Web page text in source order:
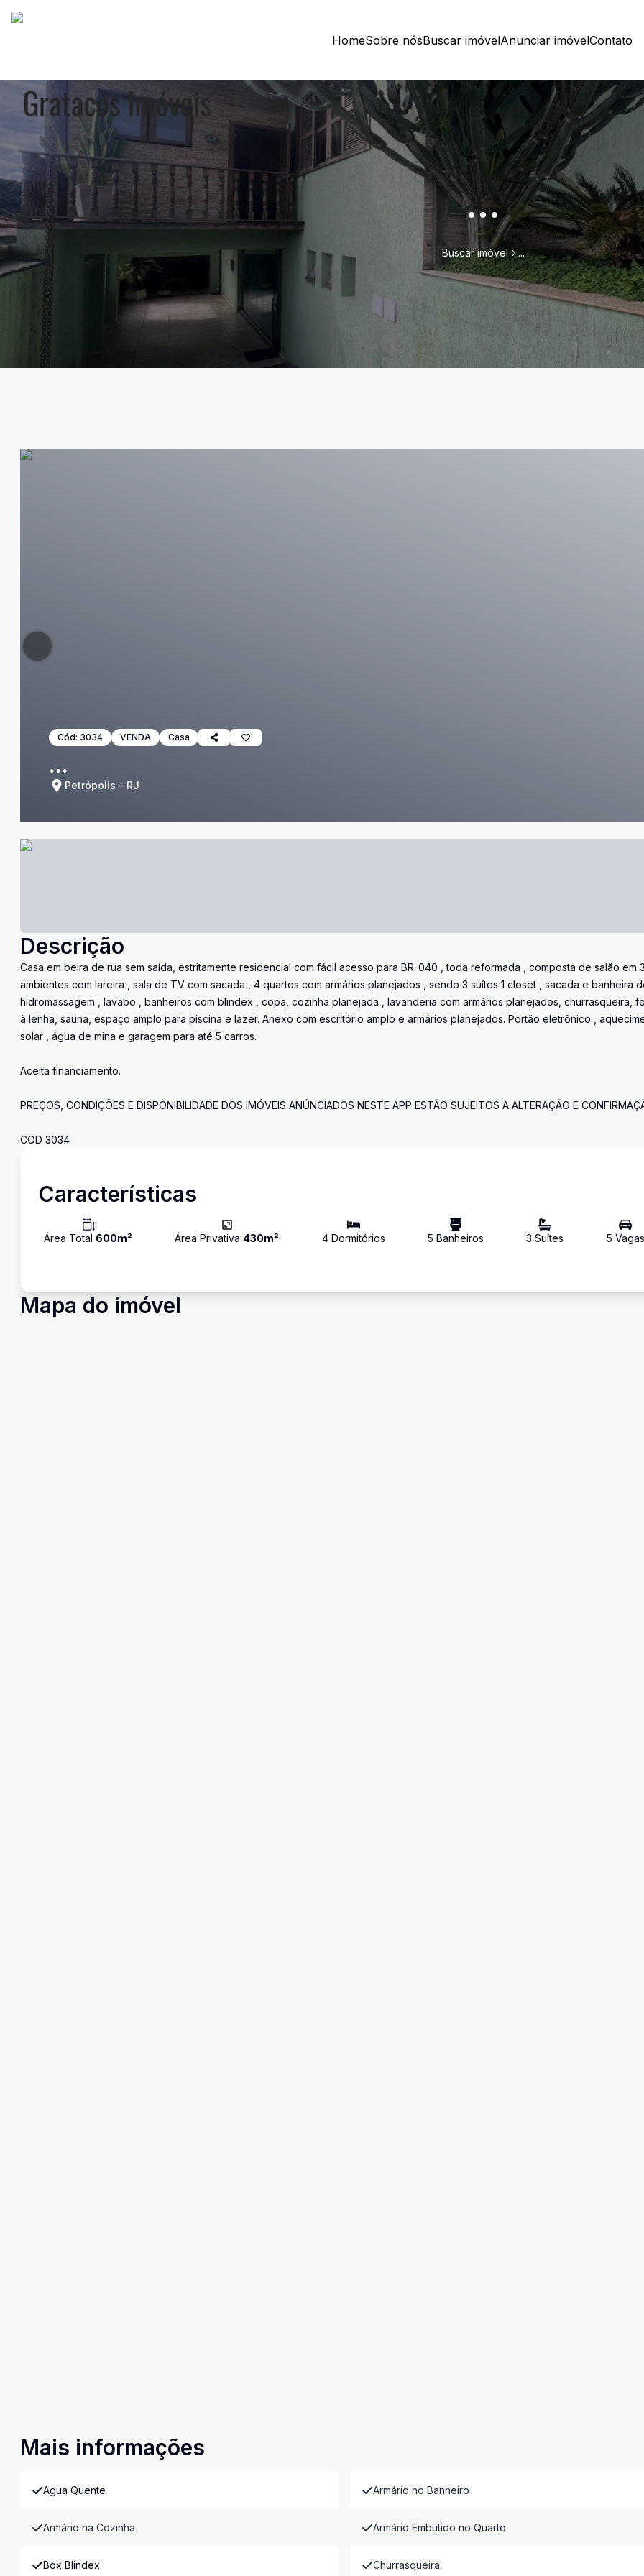
HomeSobre nósBuscar imóvelAnunciar imóvelContato
...
Buscar imóvel ...
Cód: 3034 VENDA Casa
...
Petrópolis - RJ
Descrição
Casa em beira de rua sem saída, estritamente residencial com fácil acesso para BR-040 , toda reformada , composta de salão em 3
ambientes com lareira , sala de TV com sacada , 4 quartos com armários planejados , sendo 3 suítes 1 closet , sacada e banheira
hidromassagem , lavabo , banheiros com blindex , copa, cozinha planejada , lavanderia com armários planejados, churrasqueira,
à lenha, sauna, espaço amplo para piscina e lazer. Anexo com escritório amplo e armários planejados. Portão eletrônico ,
solar , água de mina e garagem para até 5 carros.
Aceita financiamento.
PREÇOS, CONDIÇÕES E DISPONIBILIDADE DOS IMÓVEIS ANÚNCIADOS NESTE APP ESTÃO SUJEITOS A ALTERAÇÃO E
COD 3034
Características
Área Total 600m² Área Privativa 430m² 4Dormitórios 5 Banheiros 3 Suítes 5 Vagas
Mapa do imóvel
Mais informações
Agua Quente Armário no Banheiro
Armário na Cozinha Armário Embutido no Quarto
Box Blindex Churrasqueira